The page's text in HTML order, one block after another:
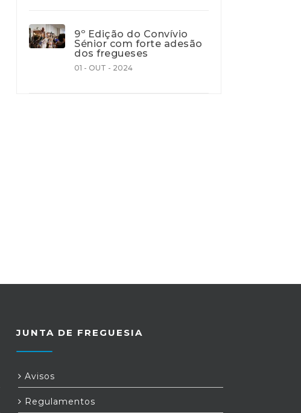
9º Edição do Convívio
Sénior com forte adesão
dos fregueses
01 - OUT - 2024
JUNTA DE FREGUESIA
Avisos
Regulamentos